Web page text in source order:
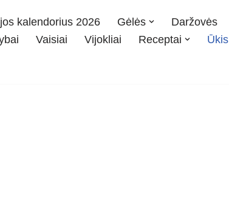
kalendorius 2026 Gėlės Daržovės
Vaisiai Vijokliai Receptai Ūkis